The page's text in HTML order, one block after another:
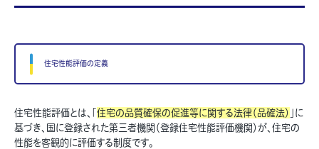
住宅性能評価の定義
住宅性能評価とは、「 住宅の品質確保の促進等に関する法律（品確法） 」に
基づき、国に登録された第三者機関（登録住宅性能評価機関）が、住宅の
性能を客観的に評価する制度です。